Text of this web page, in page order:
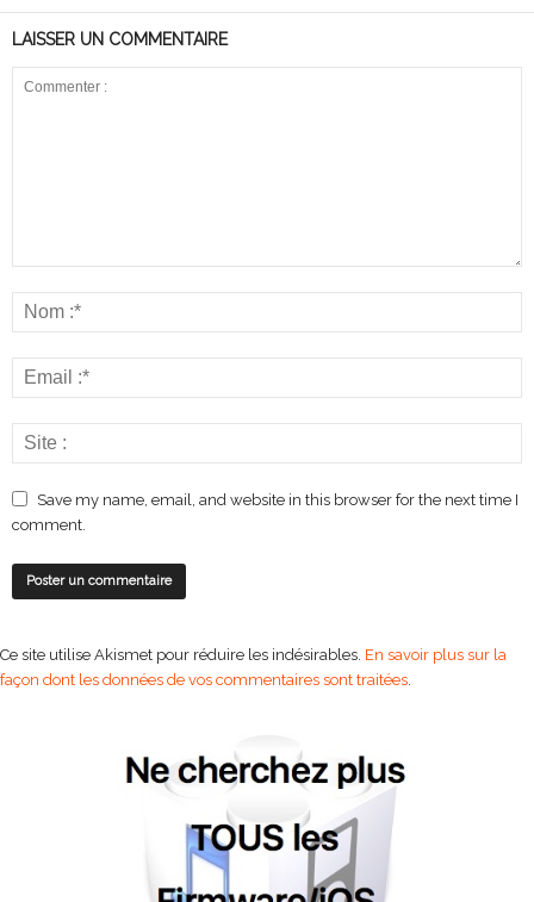
LAISSER UN COMMENTAIRE
Save my name, email, and website in this browser for the next time I
comment.
Ce site utilise Akismet pour réduire les indésirables. En savoir plus sur la
façon dont les données de vos commentaires sont traitées.